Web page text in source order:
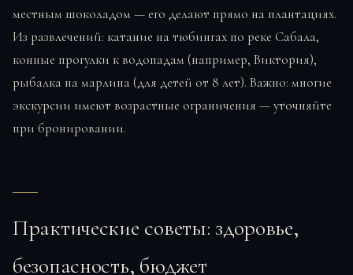
местным шоколадом — его делают прямо на плантациях.
Из развлечений: катание на тюбингах по реке Сабала,
конные прогулки к водопадам (например, Виктория),
рыбалка на марлина (для детей от 8 лет). Важно: многие
экскурсии имеют возрастные ограничения — уточняйте
при бронировании.
Практические советы: здоровье,
безопасность, бюджет